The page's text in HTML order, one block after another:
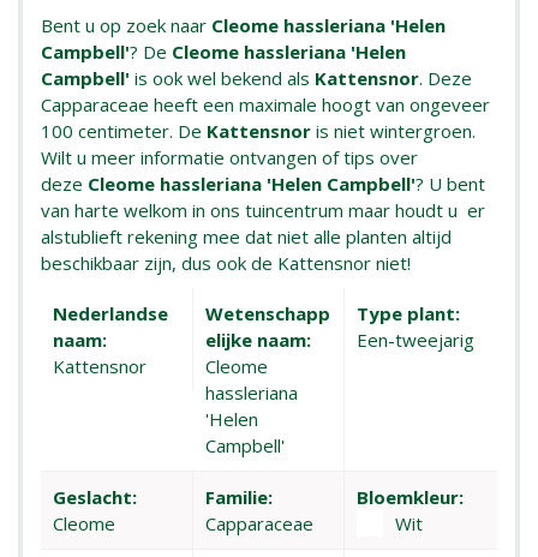
Bent u op zoek naar Cleome hassleriana 'Helen
Campbell'? De Cleome hassleriana 'Helen
Campbell' is ook wel bekend als Kattensnor. Deze
Capparaceae heeft een maximale hoogt van ongeveer
100 centimeter. De Kattensnor is niet wintergroen.
Wilt u meer informatie ontvangen of tips over
deze Cleome hassleriana 'Helen Campbell'? U bent
van harte welkom in ons tuincentrum maar houdt u er
alstublieft rekening mee dat niet alle planten altijd
beschikbaar zijn, dus ook de Kattensnor niet!
Nederlandse
naam:
Kattensnor
Wetenschapp
elijke naam:
Cleome
hassleriana
'Helen
Campbell'
Type plant:
Een-tweejarig
Geslacht:
Cleome
Familie:
Capparaceae
Bloemkleur:
Wit